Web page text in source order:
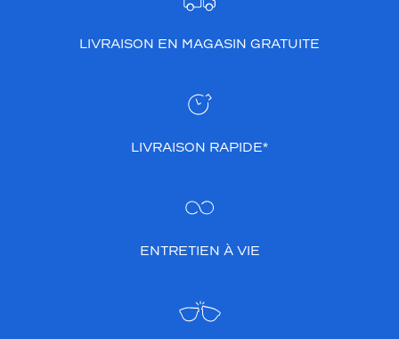
LIVRAISON EN MAGASIN GRATUITE
LIVRAISON RAPIDE*
ENTRETIEN À VIE